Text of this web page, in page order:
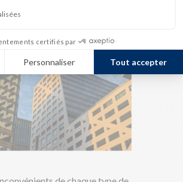
locataires